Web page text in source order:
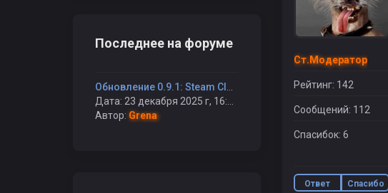
Ст.Модератор
Рейтинг: 142
Сообщений: 112
Спасибок: 6
Ответ Спасибо
Последнее на форуме
Автор: Grena